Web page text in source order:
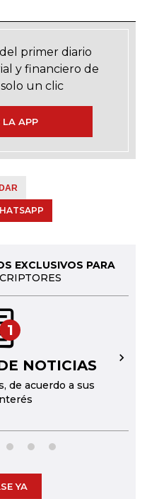
primer diario
y financiero de
un clic
LA APP
EXCLUSIVOS PARA
1
NOTICIAS
de acuerdo a sus
→
YA